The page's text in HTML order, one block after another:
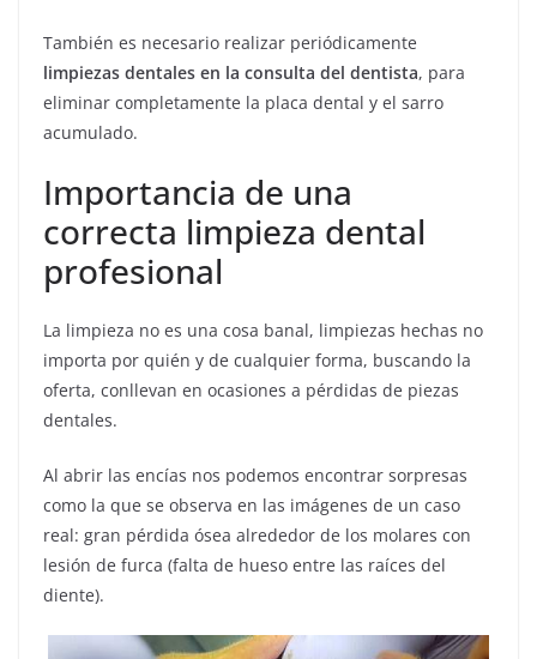
También es necesario realizar periódicamente
limpiezas dentales en la consulta del dentista, para
eliminar completamente la placa dental y el sarro
acumulado.
Importancia de una
correcta limpieza dental
profesional
La limpieza no es una cosa banal, limpiezas hechas no
importa por quién y de cualquier forma, buscando la
oferta, conllevan en ocasiones a pérdidas de piezas
dentales.
Al abrir las encías nos podemos encontrar sorpresas
como la que se observa en las imágenes de un caso
real: gran pérdida ósea alrededor de los molares con
lesión de furca (falta de hueso entre las raíces del
diente).